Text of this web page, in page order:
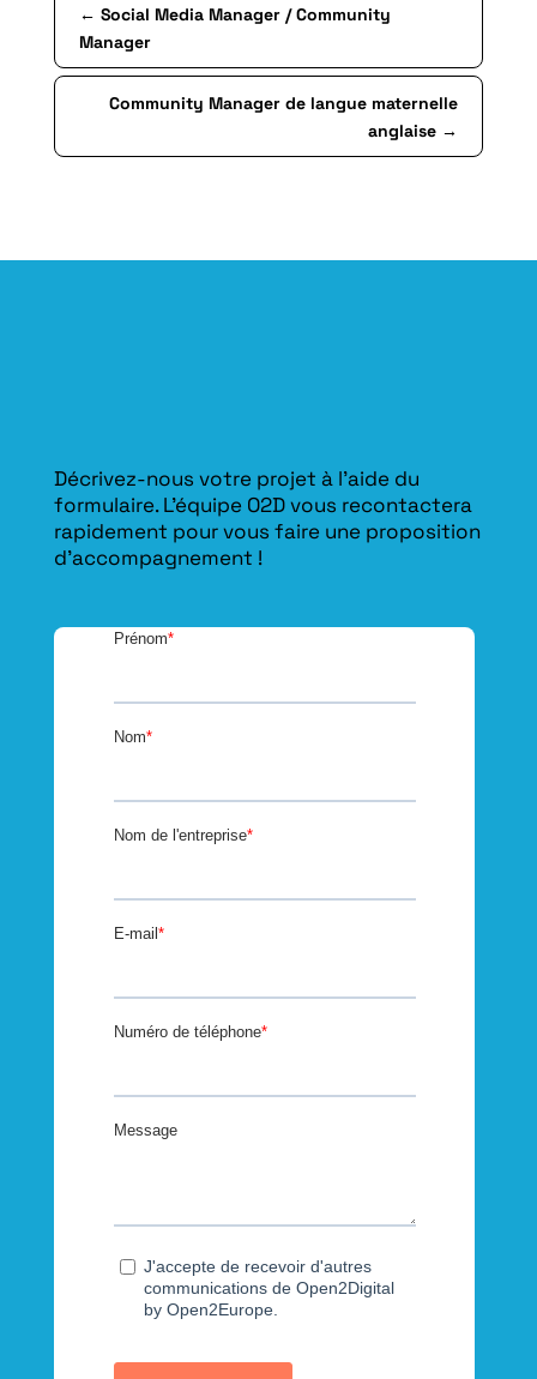
← Social Media Manager / Community
Manager
Community Manager de langue maternelle
anglaise →
Décrivez-nous votre projet à l’aide du
formulaire. L'équipe O2D vous recontactera
rapidement pour vous faire une proposition
d’accompagnement !